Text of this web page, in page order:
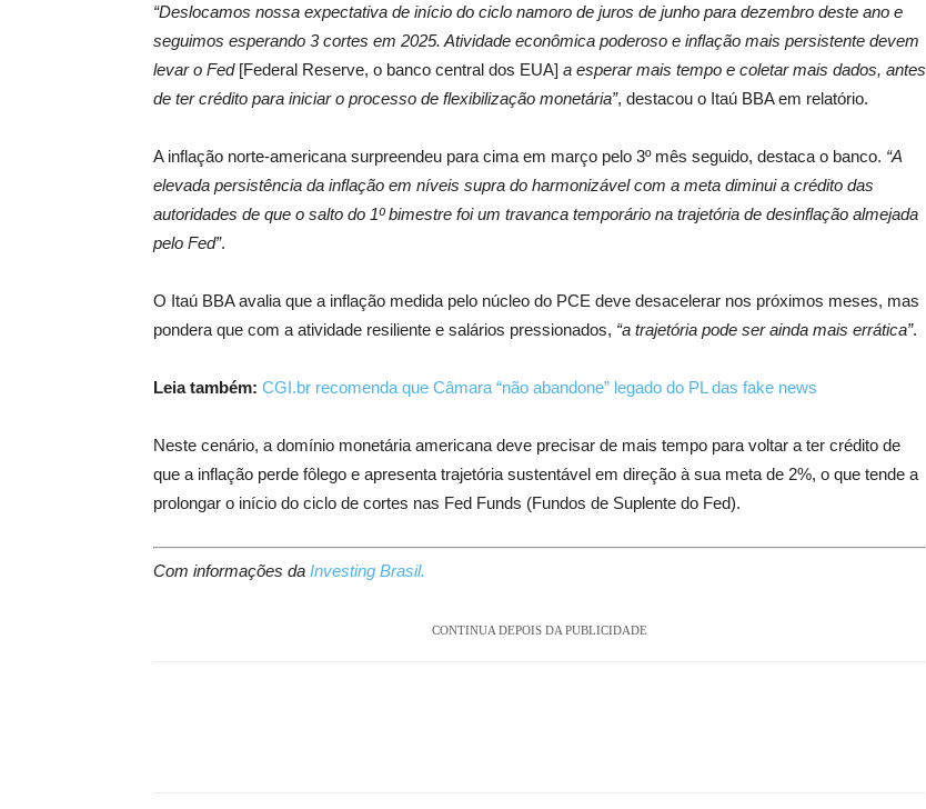
“Deslocamos nossa expectativa de início do ciclo namoro de juros de junho para dezembro deste ano e
seguimos esperando 3 cortes em 2025. Atividade econômica poderoso e inflação mais persistente devem
levar o Fed [Federal Reserve, o banco central dos EUA] a esperar mais tempo e coletar mais dados, antes
de ter crédito para iniciar o processo de flexibilização monetária”, destacou o Itaú BBA em relatório.
A inflação norte-americana surpreendeu para cima em março pelo 3º mês seguido, destaca o banco. “A
elevada persistência da inflação em níveis supra do harmonizável com a meta diminui a crédito das
autoridades de que o salto do 1º bimestre foi um travanca temporário na trajetória de desinflação almejada
pelo Fed”.
O Itaú BBA avalia que a inflação medida pelo núcleo do PCE deve desacelerar nos próximos meses, mas
pondera que com a atividade resiliente e salários pressionados, “a trajetória pode ser ainda mais errática”.
Leia também: CGI.br recomenda que Câmara “não abandone” legado do PL das fake news
Neste cenário, a domínio monetária americana deve precisar de mais tempo para voltar a ter crédito de
que a inflação perde fôlego e apresenta trajetória sustentável em direção à sua meta de 2%, o que tende a
prolongar o início do ciclo de cortes nas Fed Funds (Fundos de Suplente do Fed).
Com informações da Investing Brasil.
CONTINUA DEPOIS DA PUBLICIDADE